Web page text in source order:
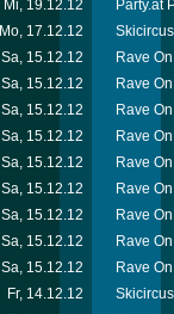
Mi, 19.12.12
Party.at
Mo, 17.12.12
Sa, 15.12.12
Rave
Sa, 15.12.12
Rave
Sa, 15.12.12
Rave
Sa, 15.12.12
Rave
Sa, 15.12.12
Rave
Sa, 15.12.12
Rave
Sa, 15.12.12
Rave
Sa, 15.12.12
Rave
Sa, 15.12.12
Rave
Fr, 14.12.12